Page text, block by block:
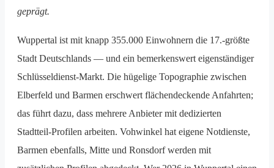
geprägt.
Wuppertal ist mit knapp 355.000 Einwohnern die 17.-größte
Stadt Deutschlands — und ein bemerkenswert eigenständiger
Schlüsseldienst-Markt. Die hügelige Topographie zwischen
Elberfeld und Barmen erschwert flächendeckende Anfahrten;
das führt dazu, dass mehrere Anbieter mit dedizierten
Stadtteil-Profilen arbeiten. Vohwinkel hat eigene Notdienste,
Barmen ebenfalls, Mitte und Ronsdorf werden mit